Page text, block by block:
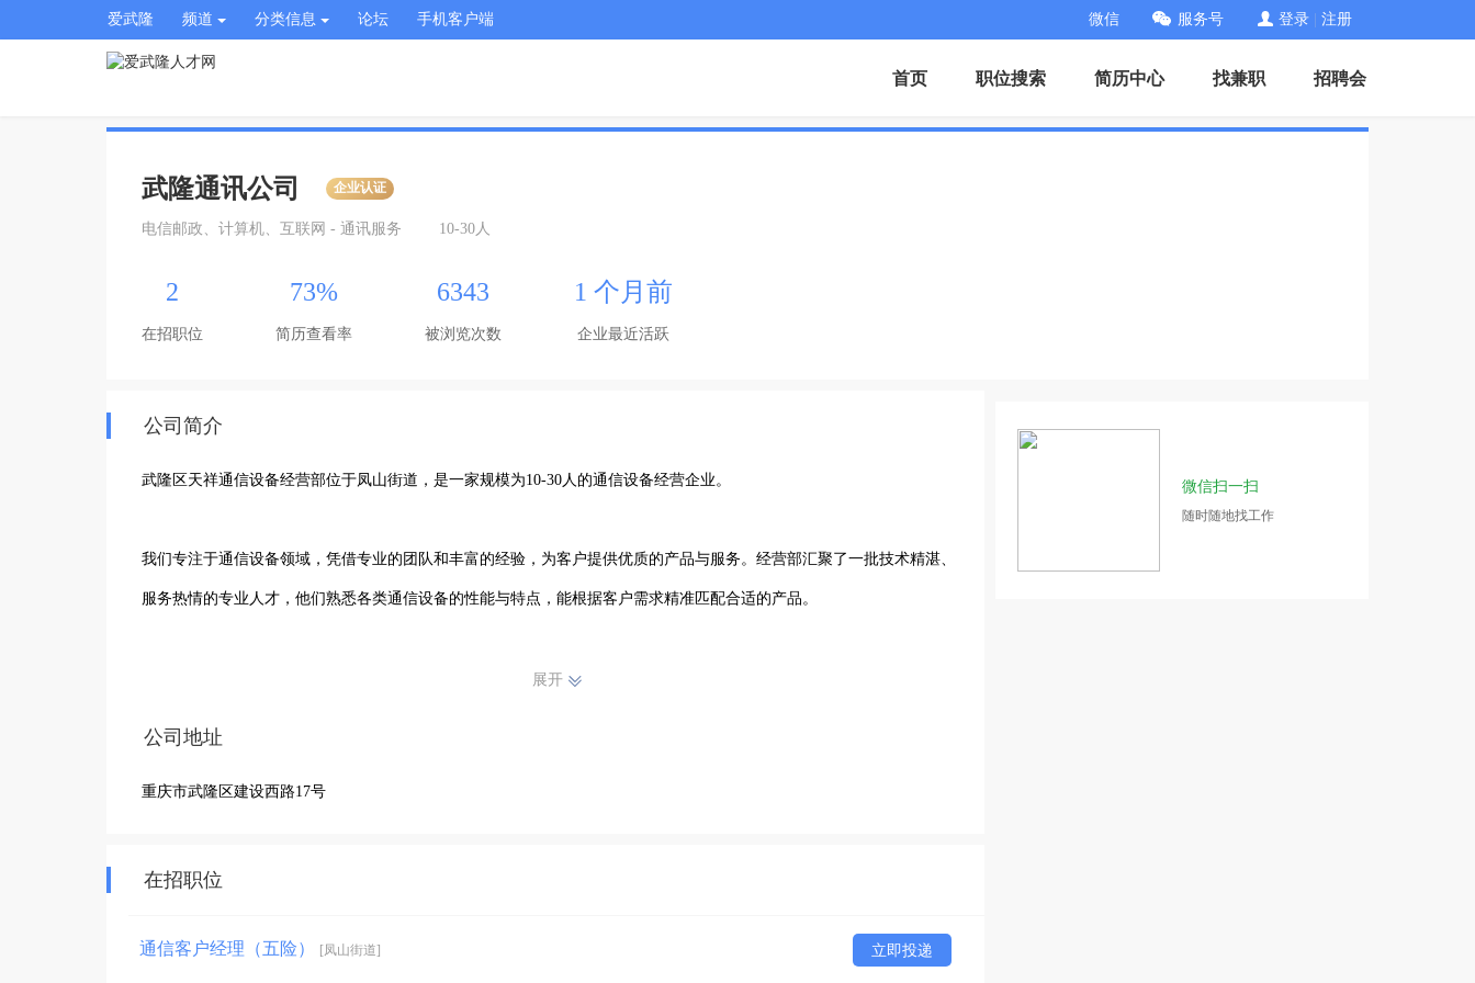
爱武隆 频道 分类信息 论坛 手机客户端 微信 服务号 登录 注册
首页 职位搜索 简历中心 找兼职 招聘会
武隆通讯公司 企业认证
电信邮政、计算机、互联网 - 通讯服务 10-30人
2
在招职位
73%
简历查看率
6343
被浏览次数
1 个月前
企业最近活跃
公司简介
武隆区天祥通信设备经营部位于凤山街道，是一家规模为10-30人的通信设备经营企业。
我们专注于通信设备领域，凭借专业的团队和丰富的经验，为客户提供优质的产品与服务。经营部汇聚了一批技术精湛、
服务热情的专业人才，他们熟悉各类通信设备的性能与特点，能根据客户需求精准匹配合适的产品。
自成立以来，我们始终秉持诚信经营、客户至上的理念，不断拓展业务范围，在当地积累了良好的口碑。与众多合作伙伴
实力，紧跟通信行业发展趋势，为客户带来更先进、更可靠的通信设备及服务，助力区域通信事业的蓬勃发展，在激烈的
展开
公司地址
重庆市武隆区建设西路17号
在招职位
通信客户经理（五险） [凤山街道] 立即投递
微信扫一扫
随时随地找工作